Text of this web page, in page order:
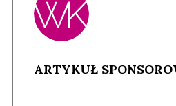
ARTYKUŁ